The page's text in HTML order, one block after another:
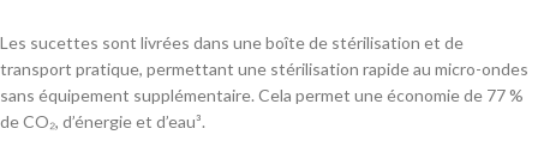
Les sucettes sont livrées dans une boîte de stérilisation et de
transport pratique, permettant une stérilisation rapide au micro-ondes
sans équipement supplémentaire. Cela permet une économie de 77 %
de CO₂, d’énergie et d’eau³.